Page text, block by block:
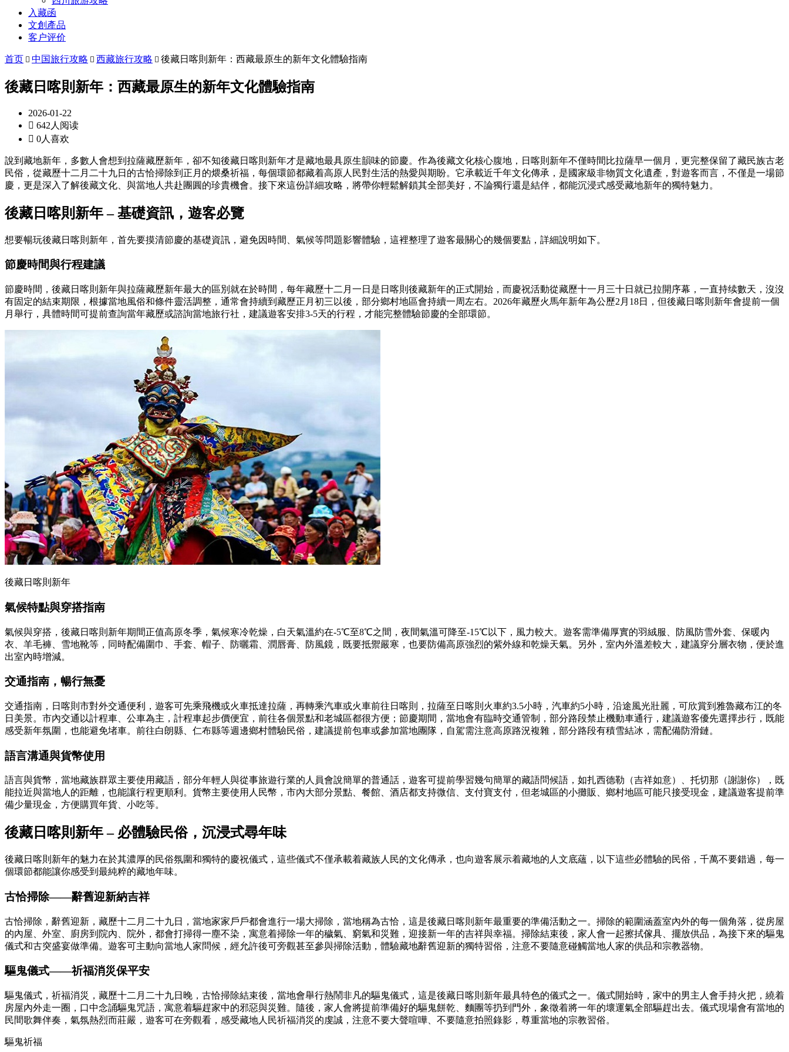
入藏函
文創產品
客户评价
首页  中国旅行攻略  西藏旅行攻略  後藏日喀則新年：西藏最原生的新年文化體驗指南
後藏日喀則新年：西藏最原生的新年文化體驗指南
2026-01-22
 642人阅读
 0人喜欢
說到藏地新年，多數人會想到拉薩藏歷新年，卻不知後藏日喀則新年才是藏地最具原生韻味的節慶。作為後藏文化核心腹地，日喀則新年不僅時間比拉薩早一個月，更完整保留了藏民族古老
民俗，從藏歷十二月二十九日的古恰掃除到正月的煨桑祈福，每個環節都藏着高原人民對生活的熱愛與期盼。它承載近千年文化傳承，是國家級非物質文化遺產，對遊客而言，不僅是一場節
慶，更是深入了解後藏文化、與當地人共赴團圓的珍貴機會。接下來這份詳細攻略，將帶你輕鬆解鎖其全部美好，不論獨行還是結伴，都能沉浸式感受藏地新年的獨特魅力。
後藏日喀則新年 –基礎資訊，遊客必覽
想要暢玩後藏日喀則新年，首先要摸清節慶的基礎資訊，避免因時間、氣候等問題影響體驗，這裡整理了遊客最關心的幾個要點，詳細說明如下。
節慶時間與行程建議
節慶時間，後藏日喀則新年與拉薩藏歷新年最大的區別就在於時間，每年藏歷十二月一日是日喀則後藏新年的正式開始，而慶祝活動從藏歷十一月三十日就已拉開序幕，一直持续數天，沒沒
有固定的結束期限，根據當地風俗和條件靈活調整，通常會持續到藏歷正月初三以後，部分鄉村地區會持續一周左右。2026年藏歷火馬年新年為公歷2月18日，但後藏日喀則新年會提前一個
月舉行，具體時間可提前查詢當年藏歷或諮詢當地旅行社，建議遊客安排3-5天的行程，才能完整體驗節慶的全部環節。
後藏日喀則新年
氣候特點與穿搭指南
氣候與穿搭，後藏日喀則新年期間正值高原冬季，氣候寒冷乾燥，白天氣溫約在-5℃至8℃之間，夜間氣溫可降至-15℃以下，風力較大。遊客需準備厚實的羽絨服、防風防雪外套、保暖內
衣、羊毛褲、雪地靴等，同時配備圍巾、手套、帽子、防曬霜、潤唇膏、防風鏡，既要抵禦嚴寒，也要防備高原強烈的紫外線和乾燥天氣。另外，室內外溫差較大，建議穿分層衣物，便於進
出室內時增減。
交通指南，暢行無憂
交通指南，日喀則市對外交通便利，遊客可先乘飛機或火車抵達拉薩，再轉乘汽車或火車前往日喀則，拉薩至日喀則火車約3.5小時，汽車約5小時，沿途風光壯麗，可欣賞到雅魯藏布江的冬
日美景。市內交通以計程車、公車為主，計程車起步價便宜，前往各個景點和老城區都很方便；節慶期間，當地會有臨時交通管制，部分路段禁止機動車通行，建議遊客優先選擇步行，既能
感受新年氛圍，也能避免堵車。前往白朗縣、仁布縣等週邊鄉村體驗民俗，建議提前包車或參加當地團隊，自駕需注意高原路況複雜，部分路段有積雪結冰，需配備防滑鏈。
語言溝通與貨幣使用
語言與貨幣，當地藏族群眾主要使用藏語，部分年輕人與從事旅遊行業的人員會說簡單的普通話，遊客可提前學習幾句簡單的藏語問候語，如扎西德勒（吉祥如意）、托切那（謝謝你），既
能拉近與當地人的距離，也能讓行程更順利。貨幣主要使用人民幣，市內大部分景點、餐館、酒店都支持微信、支付寶支付，但老城區的小攤販、鄉村地區可能只接受現金，建議遊客提前準
備少量現金，方便購買年貨、小吃等。
後藏日喀則新年 – 必體驗民俗，沉浸式尋年味
後藏日喀則新年的魅力在於其濃厚的民俗氛圍和獨特的慶祝儀式，這些儀式不僅承載着藏族人民的文化傳承，也向遊客展示着藏地的人文底蘊，以下這些必體驗的民俗，千萬不要錯過，每一
個環節都能讓你感受到最純粹的藏地年味。
古恰掃除——辭舊迎新納吉祥
古恰掃除，辭舊迎新，藏歷十二月二十九日，當地家家戶戶都會進行一場大掃除，當地稱為古恰，這是後藏日喀則新年最重要的準備活動之一。掃除的範圍涵蓋室內外的每一個角落，從房屋
的內屋、外室、廚房到院內、院外，都會打掃得一塵不染，寓意着掃除一年的穢氣、窮氣和災難，迎接新一年的吉祥與幸福。掃除結束後，家人會一起擦拭傢具、擺放供品，為接下來的驅鬼
儀式和古突盛宴做準備。遊客可主動向當地人家問候，經允許後可旁觀甚至參與掃除活動，體驗藏地辭舊迎新的獨特習俗，注意不要隨意碰觸當地人家的供品和宗教器物。
驅鬼儀式——祈福消災保平安
驅鬼儀式，祈福消災，藏歷十二月二十九日晚，古恰掃除結束後，當地會舉行熱鬧非凡的驅鬼儀式，這是後藏日喀則新年最具特色的儀式之一。儀式開始時，家中的男主人會手持火把，繞着
房屋內外走一圈，口中念誦驅鬼咒語，寓意着驅趕家中的邪惡與災難。隨後，家人會將提前準備好的驅鬼餅乾、麵團等扔到門外，象徵着將一年的壞運氣全部驅趕出去。儀式現場會有當地的
民間歌舞伴奏，氣氛熱烈而莊嚴，遊客可在旁觀看，感受藏地人民祈福消災的虔誠，注意不要大聲喧嘩、不要隨意拍照錄影，尊重當地的宗教習俗。
驅鬼祈福